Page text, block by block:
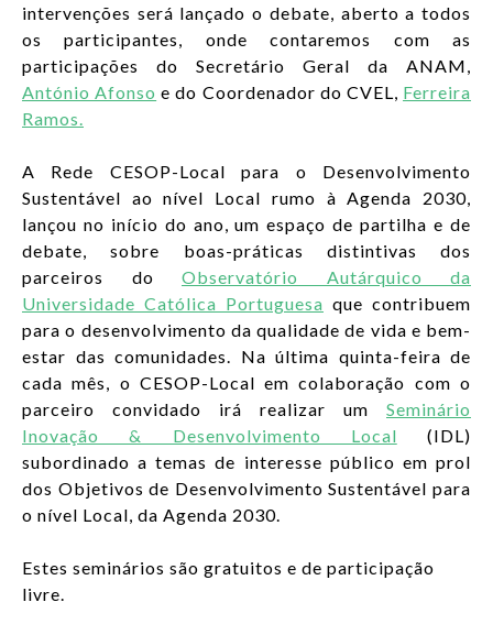
intervenções será lançado o debate, aberto a todos
os participantes, onde contaremos com as
participações do Secretário Geral da ANAM,
António Afonso e do Coordenador do CVEL, Ferreira
Ramos.
A Rede CESOP-Local para o Desenvolvimento
Sustentável ao nível Local rumo à Agenda 2030,
lançou no início do ano, um espaço de partilha e de
debate, sobre boas-práticas distintivas dos
parceiros do Observatório Autárquico da
Universidade Católica Portuguesa que contribuem
para o desenvolvimento da qualidade de vida e bem-
estar das comunidades. Na última quinta-feira de
cada mês, o CESOP-Local em colaboração com o
parceiro convidado irá realizar um Seminário
Inovação & Desenvolvimento Local (IDL)
subordinado a temas de interesse público em prol
dos Objetivos de Desenvolvimento Sustentável para
o nível Local, da Agenda 2030.
Estes seminários são gratuitos e de participação
livre.